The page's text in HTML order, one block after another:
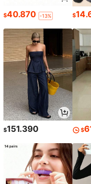
$40.870 -13% $
$151.390 $